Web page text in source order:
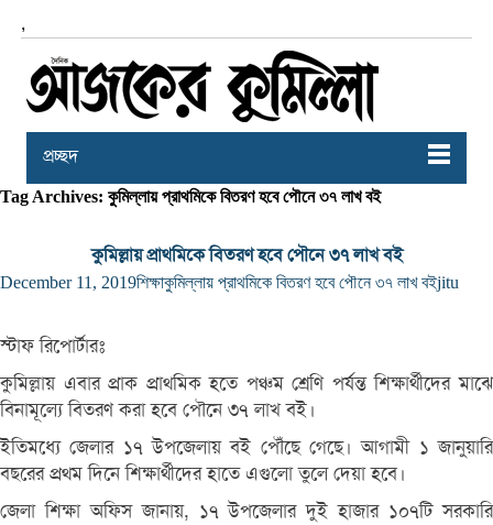
,
প্রচ্ছদ
Tag Archives: কুমিল্লায় প্রাথমিকে বিতরণ হবে পৌনে ৩৭ লাখ বই
কুমিল্লায় প্রাথমিকে বিতরণ হবে পৌনে ৩৭ লাখ বই
December 11, 2019শিক্ষাকুমিল্লায় প্রাথমিকে বিতরণ হবে পৌনে ৩৭ লাখ বইjitu
স্টাফ রিপোর্টারঃ
কুমিল্লায় এবার প্রাক প্রাথমিক হতে পঞ্চম শ্রেণি পর্যন্ত শিক্ষার্থীদের মাঝে
বিনামূল্যে বিতরণ করা হবে পৌনে ৩৭ লাখ বই।
ইতিমধ্যে জেলার ১৭ উপজেলায় বই পৌঁছে গেছে। আগামী ১ জানুয়ারি
বছরের প্রথম দিনে শিক্ষার্থীদের হাতে এগুলো তুলে দেয়া হবে।
জেলা শিক্ষা অফিস জানায়, ১৭ উপজেলার দুই হাজার ১০৭টি সরকারি